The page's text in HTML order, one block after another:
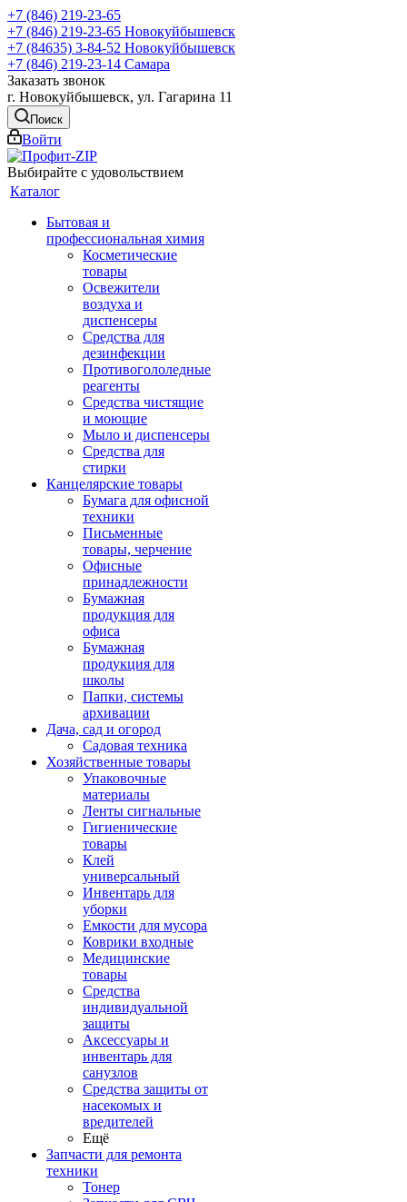
+7 (846) 219-23-65
+7 (846) 219-23-65 Новокуйбышевск
+7 (84635) 3-84-52 Новокуйбышевск
+7 (846) 219-23-14 Самара
Заказать звонок
г. Новокуйбышевск, ул. Гагарина 11
Поиск
Войти
Выбирайте с удовольствием
Каталог
Бытовая и
профессиональная химия
Косметические
товары
Освежители
воздуха и
диспенсеры
Средства для
дезинфекции
Противогололедные
реагенты
Средства чистящие
и моющие
Мыло и диспенсеры
Средства для
стирки
Канцелярские товары
Бумага для офисной
техники
Письменные
товары, черчение
Офисные
принадлежности
Бумажная
продукция для
офиса
Бумажная
продукция для
школы
Папки, системы
архивации
Дача, сад и огород
Садовая техника
Хозяйственные товары
Упаковочные
материалы
Ленты сигнальные
Гигиенические
товары
Клей
универсальный
Инвентарь для
уборки
Емкости для мусора
Коврики входные
Медицинские
товары
Средства
индивидуальной
защиты
Аксессуары и
инвентарь для
санузлов
Средства защиты от
насекомых и
вредителей
Ещё
Запчасти для ремонта
техники
Тонер